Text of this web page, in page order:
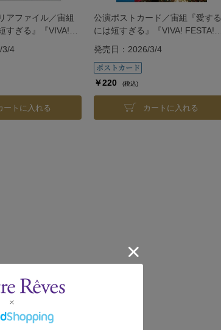
アファイル／宙組
すぎる』『VIVA!
HAKATA』
3/4
ートに入れる
公演ポストカード／宙組『愛する
には短すぎる』『VIVA! FESTA!
2026 in HAKATA』
発売日：2026/3/4
￥220 (税込)
カートに入れる